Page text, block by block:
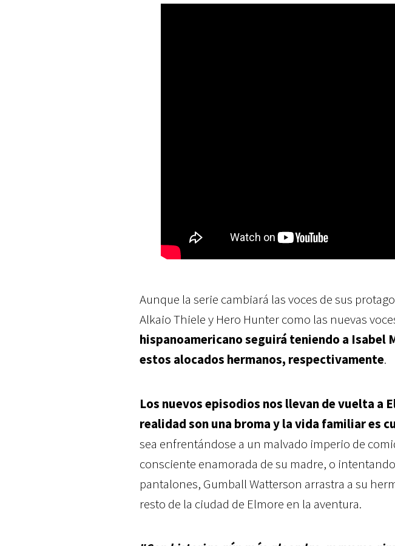
Aunque la serie cambiará las voces de sus
Alkaio Thiele y Hero Hunter como las nuevas
hispanoamericano seguirá teniendo a Isabel
estos alocados hermanos, respectivamente.
Los nuevos episodios nos llevan de vuelta a
realidad son una broma y la vida familiar es
sea enfrentándose a un malvado imperio de
consciente enamorada de su madre, o
pantalones, Gumball Watterson arrastra a su
resto de la ciudad de Elmore en la aventura.